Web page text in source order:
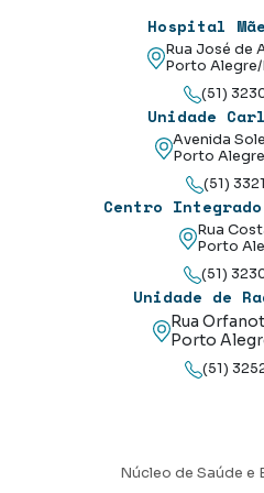
Hospital
Rua José de
Porto Alegre/
(51)
Unidade
Avenida
Porto
(51)
Centro
Rua
Porto
(51)
Unidade de
Rua
Porto
(51)
Núcleo de Saúde e